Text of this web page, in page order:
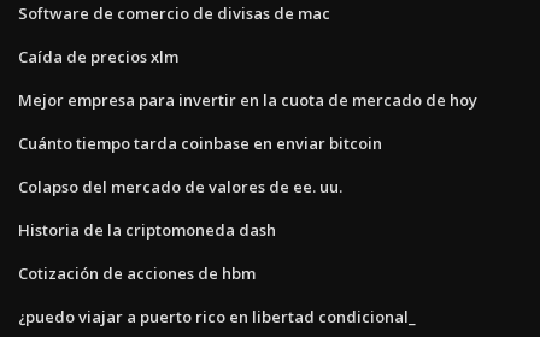
Software de comercio de divisas de mac
Caída de precios xlm
Mejor empresa para invertir en la cuota de mercado de hoy
Cuánto tiempo tarda coinbase en enviar bitcoin
Colapso del mercado de valores de ee. uu.
Historia de la criptomoneda dash
Cotización de acciones de hbm
¿puedo viajar a puerto rico en libertad condicional_